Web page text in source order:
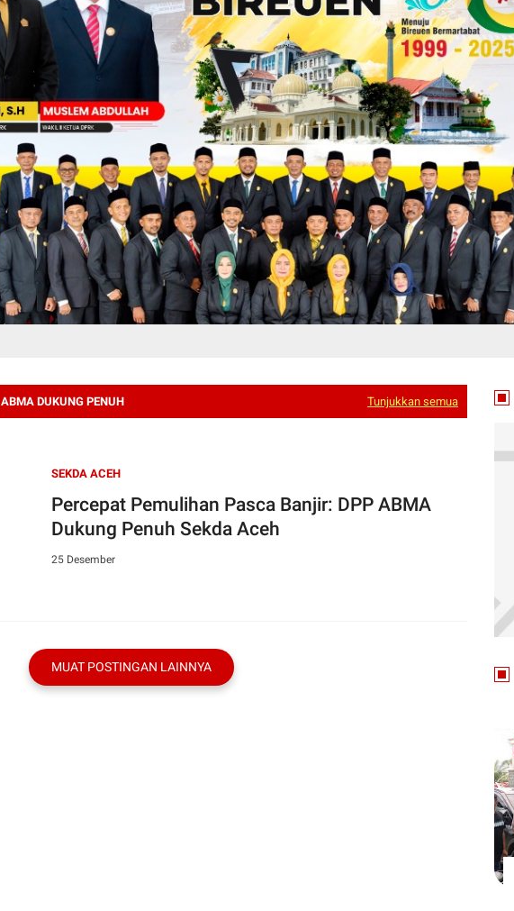
ABMA DUKUNG PENUH Tunjukkan semua
SEKDA ACEH
Percepat Pemulihan Pasca Banjir: DPP ABMA
Dukung Penuh Sekda Aceh
25 Desember
MUAT POSTINGAN LAINNYA